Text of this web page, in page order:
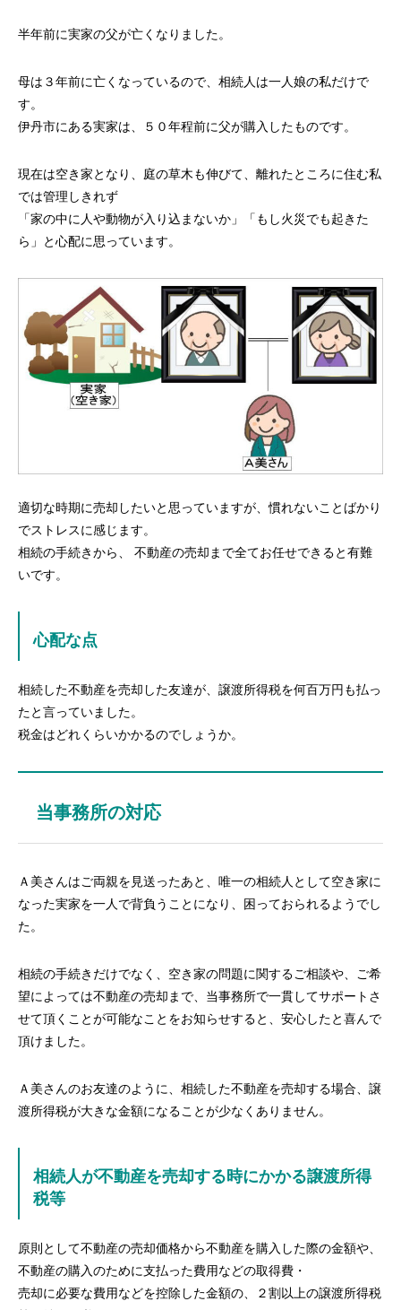
半年前に実家の父が亡くなりました。
母は３年前に亡くなっているので、相続人は一人娘の私だけで
す。
伊丹市にある実家は、５０年程前に父が購入したものです。
現在は空き家となり、庭の草木も伸びて、離れたところに住む私
では管理しきれず
「家の中に人や動物が入り込まないか」「もし火災でも起きた
ら」と心配に思っています。
適切な時期に売却したいと思っていますが、慣れないことばかり
でストレスに感じます。
相続の手続きから、 不動産の売却まで全てお任せできると有難
いです。
心配な点
相続した不動産を売却した友達が、譲渡所得税を何百万円も払っ
たと言っていました。
税金はどれくらいかかるのでしょうか。
当事務所の対応
Ａ美さんはご両親を見送ったあと、唯一の相続人として空き家に
なった実家を一人で背負うことになり、困っておられるようでし
た。
相続の手続きだけでなく、空き家の問題に関するご相談や、ご希
望によっては不動産の売却まで、当事務所で一貫してサポートさ
せて頂くことが可能なことをお知らせすると、安心したと喜んで
頂けました。
Ａ美さんのお友達のように、相続した不動産を売却する場合、譲
渡所得税が大きな金額になることが少なくありません。
相続人が不動産を売却する時にかかる譲渡所得
税等
原則として不動産の売却価格から不動産を購入した際の金額や、
不動産の購入のために支払った費用などの取得費・
売却に必要な費用などを控除した金額の、２割以上の譲渡所得税